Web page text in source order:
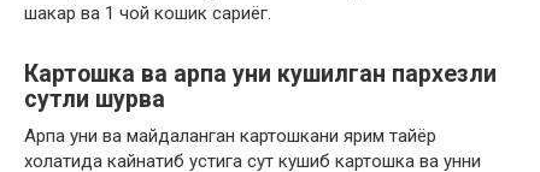
шакар ва 1 чой кошик сариёг.
Картошка ва арпа уни кушилган пархезли
сутли шурва
Арпа уни ва майдаланган картошкани ярим тайёр
холатида кайнатиб устига сут кушиб картошка ва унни